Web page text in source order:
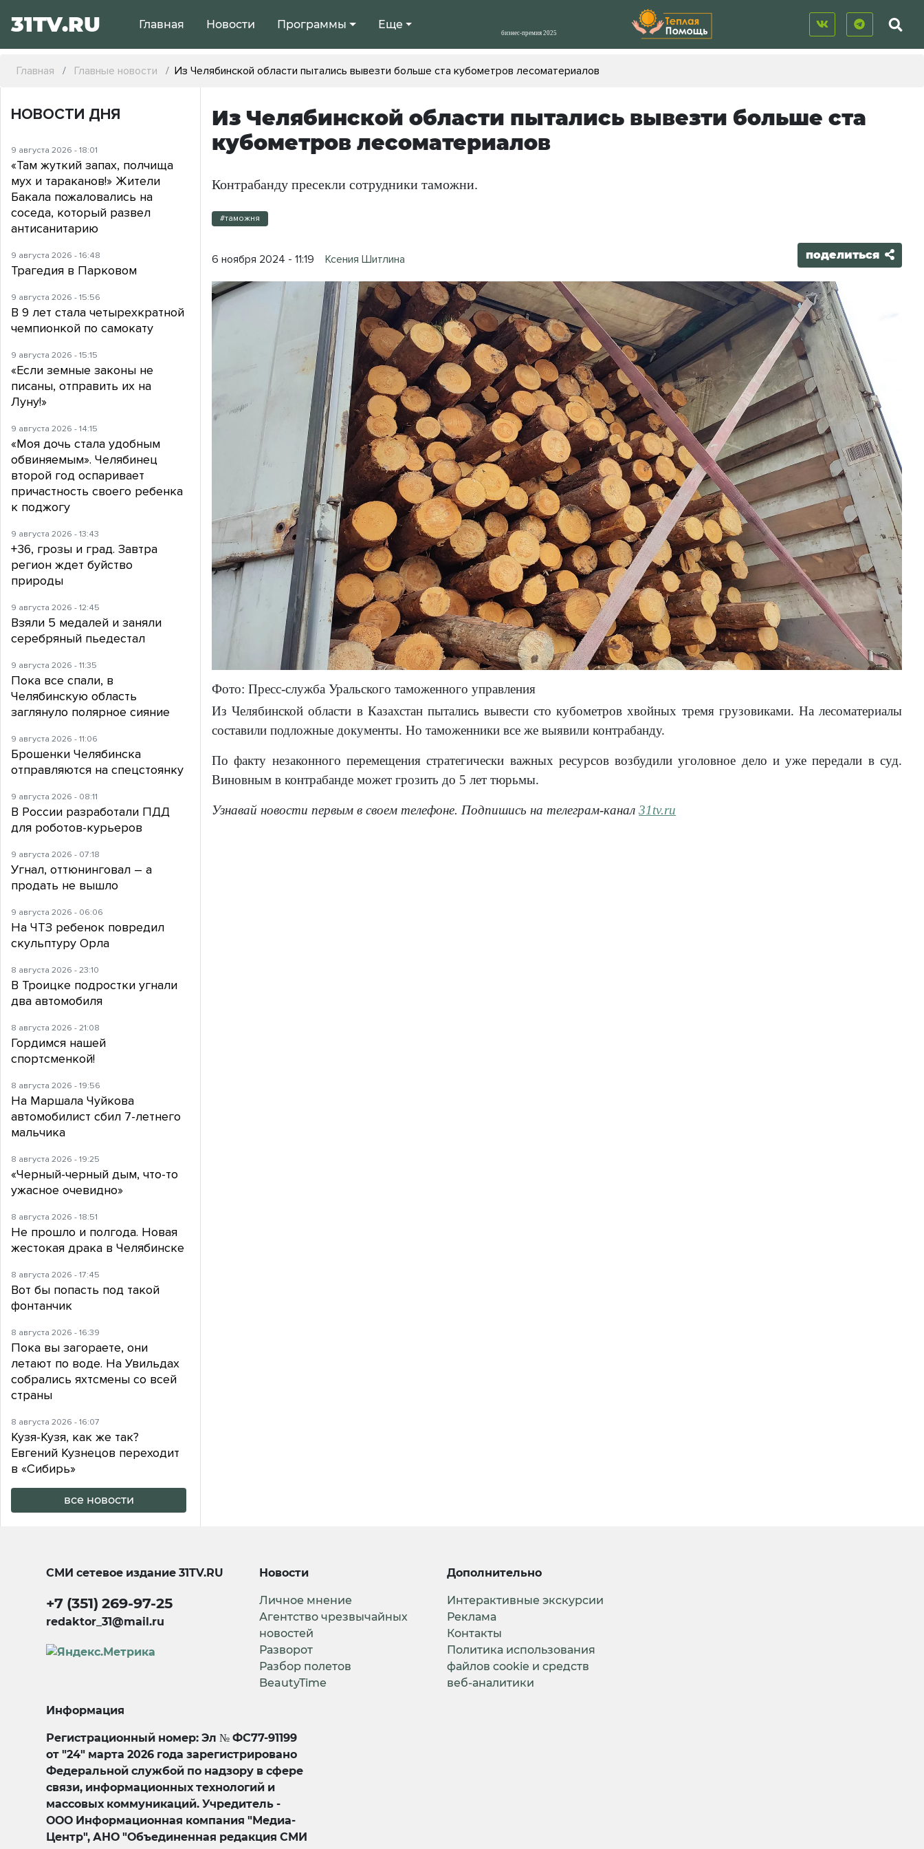
31TV.RU Главная Новости Программы Еще
Главная Главные новости Из Челябинской области пытались вывезти больше ста кубометров лесоматериалов
Из Челябинской области пытались вывезти больше ста
кубометров лесоматериалов
Контрабанду пресекли сотрудники таможни.
#таможня
6 ноября 2024 - 11:19 Ксения Шитлина поделиться
Фото: Пресс-служба Уральского таможенного управления
Из Челябинской области в Казахстан пытались вывести сто кубометров хвойных тремя грузовиками. На лесоматериалы
составили подложные документы. Но таможенники все же выявили контрабанду.
По факту незаконного перемещения стратегически важных ресурсов возбудили уголовное дело и уже передали в суд.
Виновным в контрабанде может грозить до 5 лет тюрьмы.
Узнавай новости первым в своем телефоне. Подпишись на телеграм-канал31tv.ru
НОВОСТИ ДНЯ
9 августа 2026 - 18:01
«Там жуткий запах, полчища
мух и тараканов!» Жители
Бакала пожаловались на
соседа, который развел
антисанитарию
9 августа 2026 - 16:48
Трагедия в Парковом
9 августа 2026 - 15:56
В 9 лет стала четырехкратной
чемпионкой по самокату
9 августа 2026 - 15:15
«Если земные законы не
писаны, отправить их на
Луну!»
9 августа 2026 - 14:15
«Моя дочь стала удобным
обвиняемым». Челябинец
второй год оспаривает
причастность своего ребенка
к поджогу
9 августа 2026 - 13:43
+36, грозы и град. Завтра
регион ждет буйство
природы
9 августа 2026 - 12:45
Взяли 5 медалей и заняли
серебряный пьедестал
9 августа 2026 - 11:35
Пока все спали, в
Челябинскую область
заглянуло полярное сияние
9 августа 2026 - 11:06
Брошенки Челябинска
отправляются на спецстоянку
9 августа 2026 - 08:11
В России разработали ПДД
для роботов-курьеров
9 августа 2026 - 07:18
Угнал, оттюнинговал – а
продать не вышло
9 августа 2026 - 06:06
На ЧТЗ ребенок повредил
скульптуру Орла
8 августа 2026 - 23:10
В Троицке подростки угнали
два автомобиля
8 августа 2026 - 21:08
Гордимся нашей
спортсменкой!
8 августа 2026 - 19:56
На Маршала Чуйкова
автомобилист сбил 7-летнего
мальчика
8 августа 2026 - 19:25
«Черный-черный дым, что-то
ужасное очевидно»
8 августа 2026 - 18:51
Не прошло и полгода. Новая
жестокая драка в Челябинске
8 августа 2026 - 17:45
Вот бы попасть под такой
фонтанчик
8 августа 2026 - 16:39
Пока вы загораете, они
летают по воде. На Увильдах
собрались яхтсмены со всей
страны
8 августа 2026 - 16:07
Кузя-Кузя, как же так?
Евгений Кузнецов переходит
в «Сибирь»
все новости
СМИ сетевое издание31TV.RU
+7 (351) 269-97-25
redaktor_31@mail.ru
Новости
Личное мнение
Агентство чрезвычайных
новостей
Разворот
Разбор полетов
BeautyTime
Дополнительно
Интерактивные экскурсии
Реклама
Контакты
Политика использования
файлов cookie и средств
веб-аналитики
Информация
Регистрационный номер: Эл № ФС77-91199
от "24" марта 2026 года зарегистрировано
Федеральной службой по надзору в сфере
связи, информационных технологий и
массовых коммуникаций. Учредитель -
ООО Информационная компания "Медиа-
Центр", АНО "Объединенная редакция СМИ